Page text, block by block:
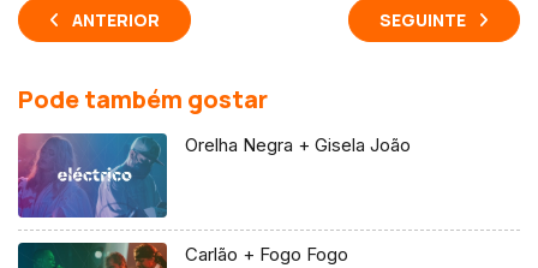
ANTERIOR SEGUINTE
Pode também gostar
Orelha Negra + Gisela João
Carlão + Fogo Fogo